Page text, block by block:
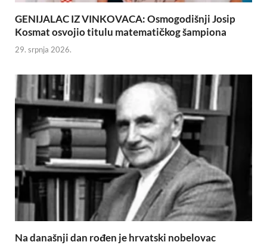
GENIJALAC IZ VINKOVACA: Osmogodišnji Josip
Kosmat osvojio titulu matematičkog šampiona
29. srpnja 2026.
Na današnji dan rođen je hrvatski nobelovac